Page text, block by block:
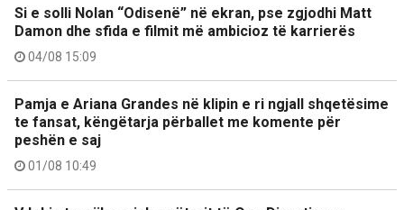
Si e solli Nolan “Odisenë” në ekran, pse zgjodhi Matt
Damon dhe sfida e filmit më ambicioz të karrierës
04/08 15:09
Pamja e Ariana Grandes në klipin e ri ngjall shqetësime
te fansat, këngëtarja përballet me komente për
peshën e saj
01/08 10:49